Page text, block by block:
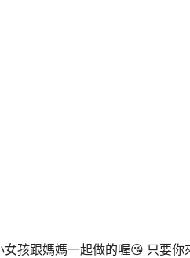
孩跟媽媽一起做的喔😘 只要你